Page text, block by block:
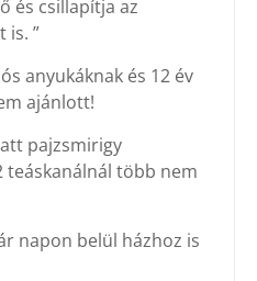
és csillapítja az
is. ”
anyukáknak és 12 év
ajánlott!
pajzsmirigy
teáskanálnál több nem
napon belül házhoz is